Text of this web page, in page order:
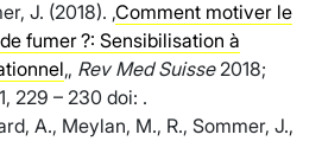
J. (2018). ‚Comment motiver le
fumer ?: Sensibilisation à
‚, Rev Med Suisse2018;
229 – 230 doi: .
A., Meylan, M., R., Sommer, J.,